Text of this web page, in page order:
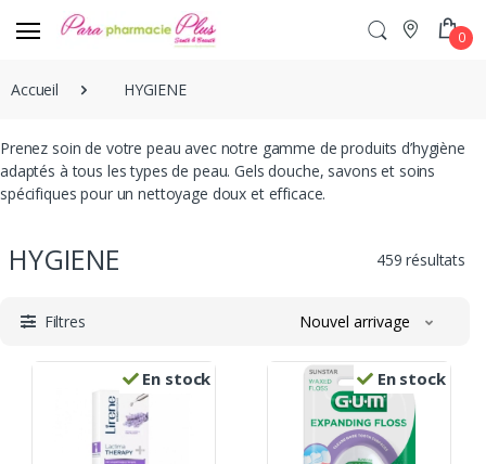
0
Accueil HYGIENE
Prenez soin de votre peau avec notre gamme de produits d’hygiène
adaptés à tous les types de peau. Gels douche, savons et soins
spécifiques pour un nettoyage doux et efficace.
HYGIENE 459 résultats
Filtres Nouvel arrivage
En stock En stock